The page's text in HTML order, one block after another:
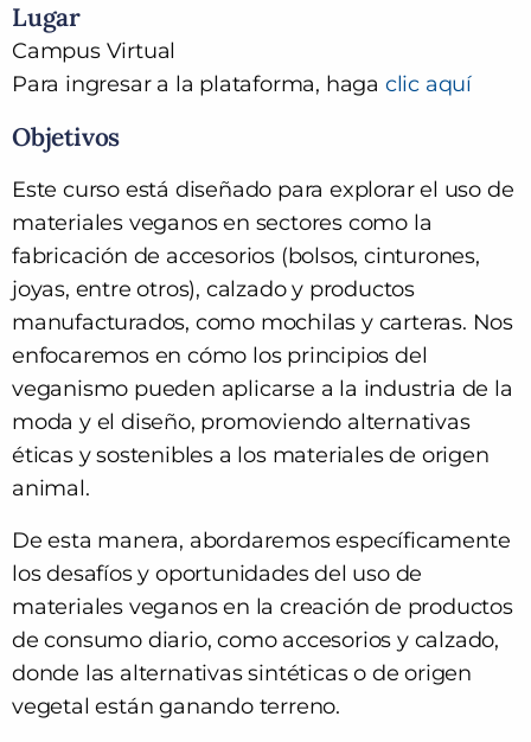
Lugar
Campus Virtual
Para ingresar a la plataforma, haga clic aquí
Objetivos
Este curso está diseñado para explorar el uso de
materiales veganos en sectores como la
fabricación de accesorios (bolsos, cinturones,
joyas, entre otros), calzado y productos
manufacturados, como mochilas y carteras. Nos
enfocaremos en cómo los principios del
veganismo pueden aplicarse a la industria de la
moda y el diseño, promoviendo alternativas
éticas y sostenibles a los materiales de origen
animal.
De esta manera, abordaremos específicamente
los desafíos y oportunidades del uso de
materiales veganos en la creación de productos
de consumo diario, como accesorios y calzado,
donde las alternativas sintéticas o de origen
vegetal están ganando terreno.